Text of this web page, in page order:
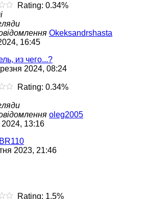
Rating: 0.34%
Okeksandrshasta
16:45
из чего...?
2024, 08:24
Rating: 0.34%
oleg2005
13:16
2023, 21:46
Rating: 1.5%